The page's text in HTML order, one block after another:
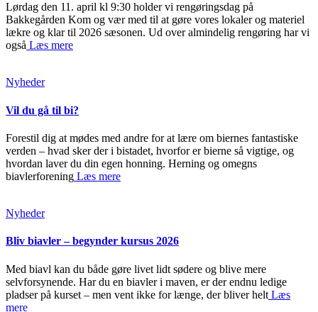
Lørdag den 11. april kl 9:30 holder vi rengøringsdag på
Bakkegården Kom og vær med til at gøre vores lokaler og materiel
lækre og klar til 2026 sæsonen. Ud over almindelig rengøring har vi
også Læs mere
Nyheder
Vil du gå til bi?
Forestil dig at mødes med andre for at lære om biernes fantastiske
verden – hvad sker der i bistadet, hvorfor er bierne så vigtige, og
hvordan laver du din egen honning. Herning og omegns
biavlerforening Læs mere
Nyheder
Bliv biavler – begynder kursus 2026
Med biavl kan du både gøre livet lidt sødere og blive mere
selvforsynende. Har du en biavler i maven, er der endnu ledige
pladser på kurset – men vent ikke for længe, der bliver helt Læs
mere